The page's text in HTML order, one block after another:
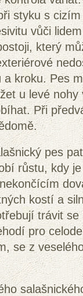
styku s
vůči
který
a kroku. Pes
u levé
Při
pes
růstu, kdy
kostí a
trávit se
pro
se z